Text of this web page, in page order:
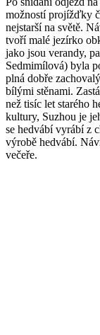
možností projížďky
nejstarší na světě.
tvoří malé jezírko
jako jsou verandy,
Sedmimílová) byla
plná dobře
bílými stěnami.
než tisíc let starého
kultury, Suzhou je
se hedvábí vyrábí z
výrobě hedvábí.
večeře.